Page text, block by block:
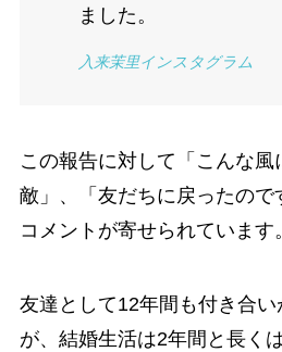
ました。
入来茉里インスタグラム
この報告に対して「こんな
敵」、「友だちに戻ったので
コメントが寄せられています。
友達として12年間も付き合
が、結婚生活は2年間と長く